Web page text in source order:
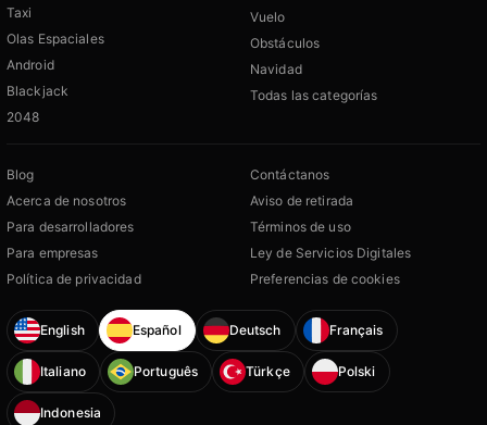
Taxi
Olas Espaciales
Android
Blackjack
2048
Vuelo
Obstáculos
Navidad
Todas las categorías
Blog
Acerca de nosotros
Para desarrolladores
Para empresas
Política de privacidad
Contáctanos
Aviso de retirada
Términos de uso
Ley de Servicios Digitales
Preferencias de cookies
English Español Deutsch Français
Italiano Português Türkçe Polski
Indonesia